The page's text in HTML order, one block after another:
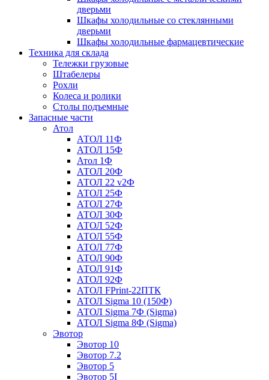
дверьми
Шкафы холодильные со стеклянными
дверьми
Шкафы холодильные фармацевтические
Техника для склада
Тележки грузовые
Штабелеры
Рохли
Колеса и ролики
Столы подъемные
Запасные части
Атол
АТОЛ 11Ф
АТОЛ 15Ф
Атол 1Ф
АТОЛ 20Ф
АТОЛ 22 v2Ф
АТОЛ 25Ф
АТОЛ 27Ф
АТОЛ 30Ф
АТОЛ 52Ф
АТОЛ 55Ф
АТОЛ 77Ф
АТОЛ 90Ф
АТОЛ 91Ф
АТОЛ 92Ф
АТОЛ FPrint-22ПТК
АТОЛ Sigma 10 (150Ф)
АТОЛ Sigma 7Ф (Sigma)
АТОЛ Sigma 8Ф (Sigma)
Эвотор
Эвотор 10
Эвотор 7.2
Эвотор 5
Эвотор 5I